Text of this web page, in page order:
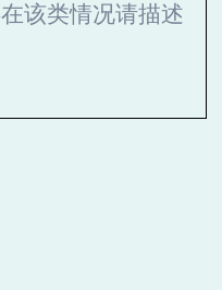
该类情况请描述